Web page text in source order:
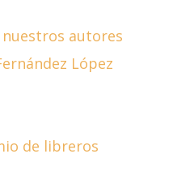
autores
López
de libreros